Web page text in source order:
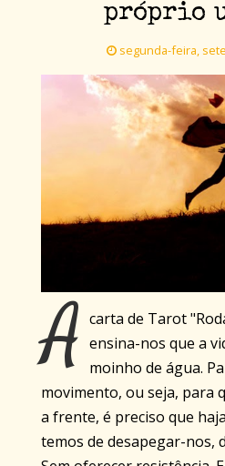
próprio
segunda-feira,
A carta de Tarot
ensina-nos que a
moinho de água.
movimento, ou seja, para
a frente, é preciso que
temos de desapegar-nos,